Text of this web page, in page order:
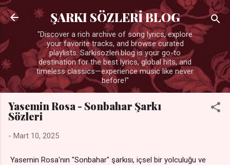
Ana içeriğe atla
ŞARKI SÖZLERİ BLOG
"Discover a rich archive of song lyrics, explore
your favorite tracks, and browse curated
playlists. Sarkisozleri.blog is your go-to
destination for the best lyrics, global hits, and
timeless classics—experience music like never
before!"
Yasemin Rosa - Sonbahar Şarkı
Sözleri
- Mart 10, 2025
Yasemin Rosa'nın "Sonbahar" şarkısı, içsel bir yolculuğu ve